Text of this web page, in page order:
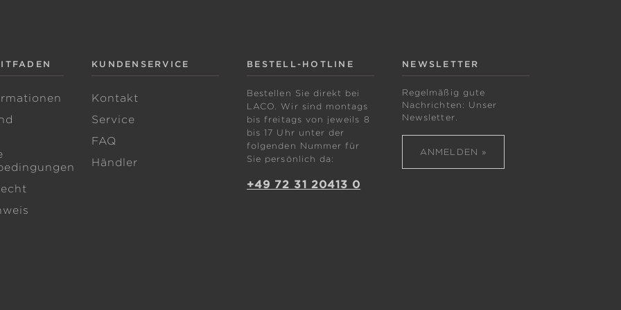
KUNDENSERVICE
Kontakt
Service
FAQ
Händler
BESTELL-HOTLINE
Bestellen Sie direkt bei
LACO. Wir sind montags
bis freitags von jeweils 8
bis 17 Uhr unter der
folgenden Nummer für
Sie persönlich da:
+49 72 31 20413 0
NEWSLETTER
Regelmäßig gute
Nachrichten: Unser
Newsletter.
ANMELDEN »